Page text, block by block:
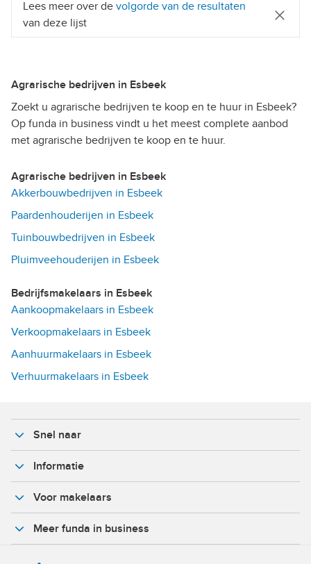
Lees meer over de volgorde van de resultaten
van deze lijst
Agrarische bedrijven in Esbeek
Zoekt u agrarische bedrijven te koop en te huur in Esbeek?
Op funda in business vindt u het meest complete aanbod
met agrarische bedrijven te koop en te huur.
Agrarische bedrijven in Esbeek
Akkerbouwbedrijven in Esbeek
Paardenhouderijen in Esbeek
Tuinbouwbedrijven in Esbeek
Pluimveehouderijen in Esbeek
Bedrijfsmakelaars in Esbeek
Aankoopmakelaars in Esbeek
Verkoopmakelaars in Esbeek
Aanhuurmakelaars in Esbeek
Verhuurmakelaars in Esbeek
Snel naar
Informatie
Voor makelaars
Meer funda in business